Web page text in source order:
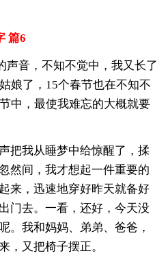
篇6
声音，不知不觉中，我又长了
娘了，15个春节也在不知不
中，最使我难忘的大概就要
把我从睡梦中给惊醒了，揉
然间，我才想起一件重要的
来，迅速地穿好昨天就备好
门去。一看，还好，今天没
。我和妈妈、弟弟、爸爸，
，又把椅子摆正。